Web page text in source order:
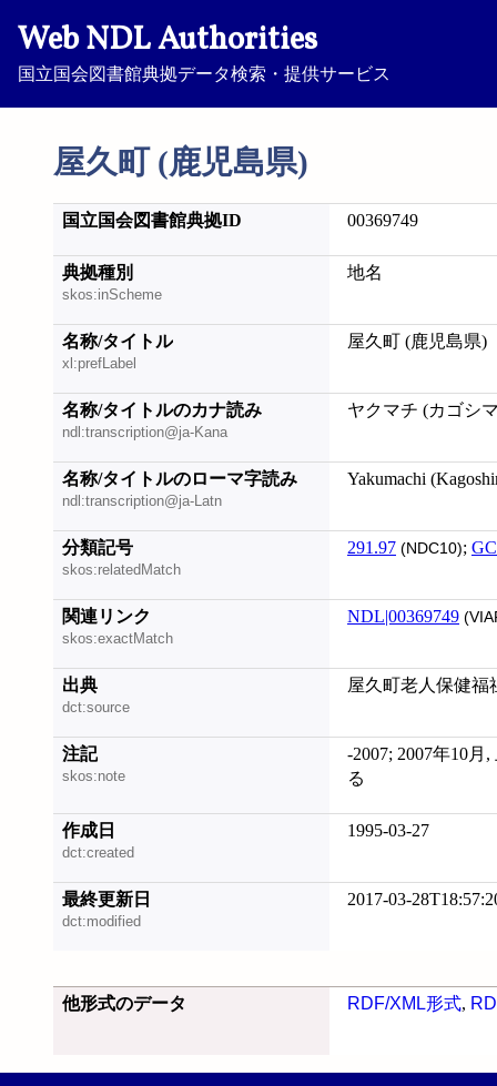
Web NDL Authorities
国立国会図書館典拠データ検索・提供サービス
屋久町 (鹿児島県)
国立国会図書館典拠ID 00369749
典拠種別
skos:inScheme
地名
名称/タイトル
xl:prefLabel
屋久町 (鹿児島県)
名称/タイトルのカナ読み
ndl:transcription@ja-Kana
ヤクマチ (カゴシ
名称/タイトルのローマ字読み
ndl:transcription@ja-Latn
Yakumachi
分類記号
skos:relatedMatch
291.97 (NDC10);
関連リンク
skos:exactMatch
NDL|00369749
出典
dct:source
屋久町老人保健福
注記
skos:note
-2007; 2007年10
る
作成日
dct:created
1995-03-27
最終更新日
dct:modified
2017-03-
他形式のデータ RDF/XML形式,